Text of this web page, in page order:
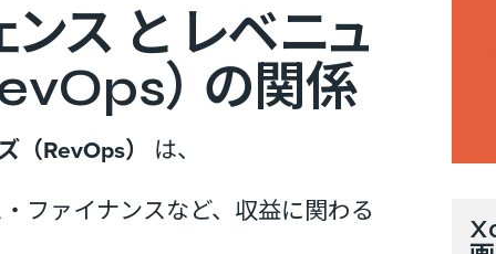
ス と レベニュ
） の関係
RevOps）
は、
ファイナンスなど、収益に関わる